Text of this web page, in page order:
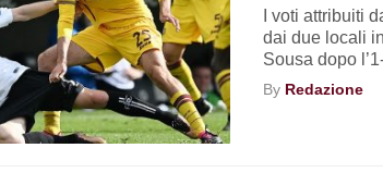
I voti attribuiti
dai due locali
Sousa dopo
By Redazione